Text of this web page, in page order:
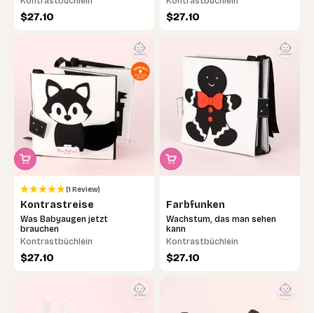
Angebot
$27.10 Angebot
$27.10
(1 Review)
Kontrastreise
Was Babyaugen jetzt
brauchen
Kontrastbüchlein
Angebot
$27.10
Farbfunken
Wachstum, das man sehen
kann
Kontrastbüchlein
Angebot
$27.10